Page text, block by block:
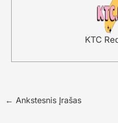
KTC
← Ankstesnis Įrašas